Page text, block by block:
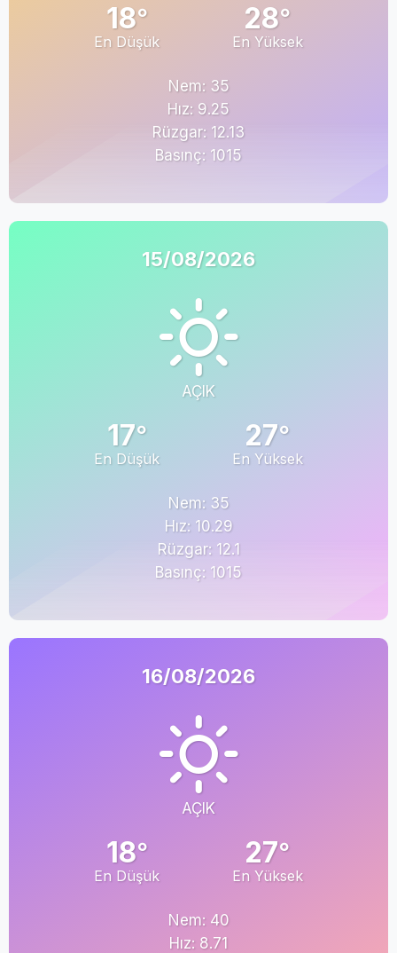
18°
En Düşük
28°
En Yüksek
Nem: 35
Hız: 9.25
Rüzgar: 12.13
Basınç: 1015
15/08/2026
AÇIK
17°
En Düşük
27°
En Yüksek
Nem: 35
Hız: 10.29
Rüzgar: 12.1
Basınç: 1015
16/08/2026
AÇIK
18°
En Düşük
27°
En Yüksek
Nem: 40
Hız: 8.71